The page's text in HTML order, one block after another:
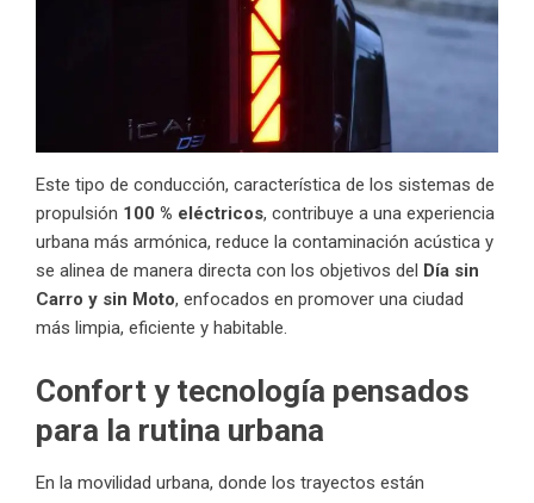
Este tipo de conducción, característica de los sistemas de
propulsión 100 % eléctricos, contribuye a una experiencia
urbana más armónica, reduce la contaminación acústica y
se alinea de manera directa con los objetivos del
Día sin
Carro y sin Moto, enfocados en promover una ciudad
más limpia, eficiente y habitable.
Confort y tecnología pensados
para la rutina urbana
En la movilidad urbana, donde los trayectos están